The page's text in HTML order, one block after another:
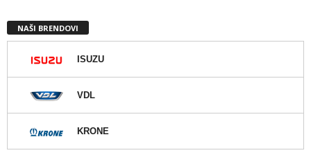
NAŠI BRENDOVI
ISUZU
VDL
KRONE